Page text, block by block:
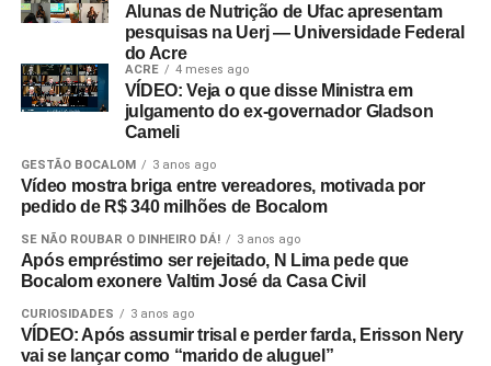
Alunas de Nutrição de Ufac apresentam
pesquisas na Uerj — Universidade Federal
do Acre
ACRE 4 meses ago
VÍDEO: Veja o que disse Ministra em
julgamento do ex-governador Gladson
Cameli
GESTÃO BOCALOM 3 anos ago
Vídeo mostra briga entre vereadores, motivada por
pedido de R$ 340 milhões de Bocalom
SE NÃO ROUBAR O DINHEIRO DÁ! 3 anos ago
Após empréstimo ser rejeitado, N Lima pede que
Bocalom exonere Valtim José da Casa Civil
CURIOSIDADES 3 anos ago
VÍDEO: Após assumir trisal e perder farda, Erisson Nery
vai se lançar como “marido de aluguel”